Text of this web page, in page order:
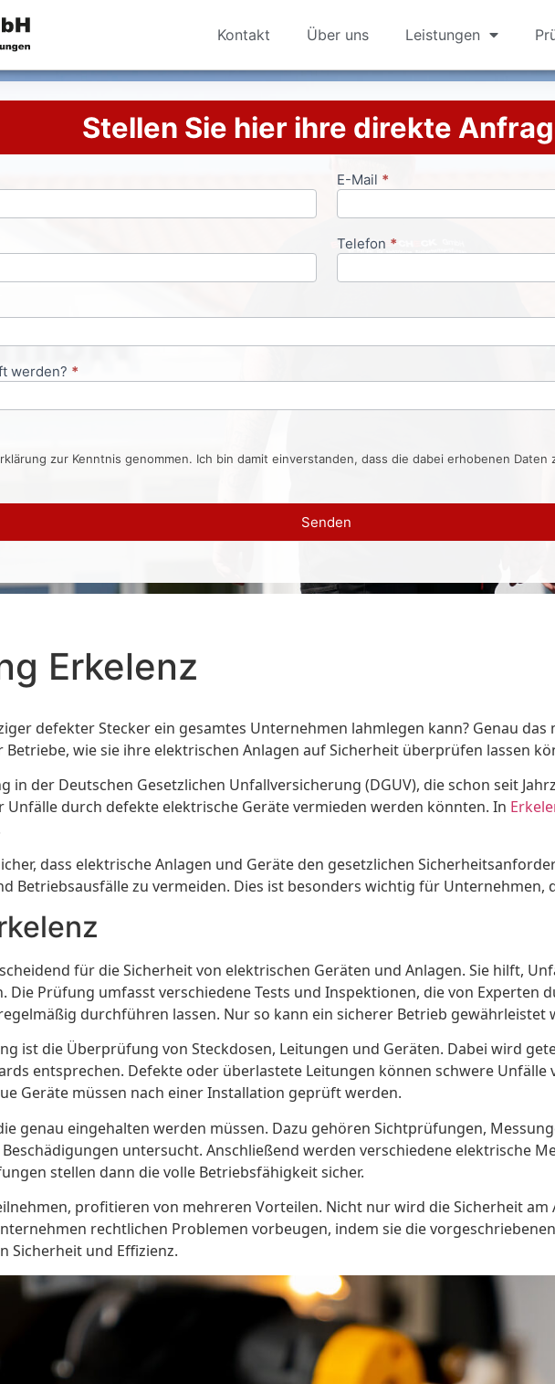
Kontakt Über uns Leistungen
Stellen Sie hier ihre direkte
E-Mail *
Telefon *
werden? *
zur Kenntnis genommen. Ich bin damit einverstanden, dass die dabei erhobenen
Senden
Erkelenz
defekter Stecker ein gesamtes Unternehmen lahmlegen kann? Genau
wie sie ihre elektrischen Anlagen auf Sicherheit überprüfen lassen
in der Deutschen Gesetzlichen Unfallversicherung (DGUV), die schon seit
Unfälle durch defekte elektrische Geräte vermieden werden könnten. In
dass elektrische Anlagen und Geräte den gesetzlichen
Betriebsausfälle zu vermeiden. Dies ist besonders wichtig für Unternehmen,
für die Sicherheit von elektrischen Geräten und Anlagen. Sie hilft,
Prüfung umfasst verschiedene Tests und Inspektionen, die von Experten
durchführen lassen. Nur so kann ein sicherer Betrieb gewährleistet
ist die Überprüfung von Steckdosen, Leitungen und Geräten. Dabei wird
entsprechen. Defekte oder überlastete Leitungen können schwere Unfälle
Geräte müssen nach einer Installation geprüft werden.
genau eingehalten werden müssen. Dazu gehören Sichtprüfungen,
untersucht. Anschließend werden verschiedene elektrische
stellen dann die volle Betriebsfähigkeit sicher.
profitieren von mehreren Vorteilen. Nicht nur wird die Sicherheit
rechtlichen Problemen vorbeugen, indem sie die
Sicherheit und Effizienz.